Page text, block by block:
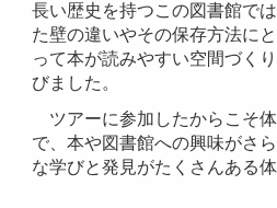
長い歴史を持つこの図書館で
た壁の違いやその保存方法に
って本が読みやすい空間づく
びました。
ツアーに参加したからこそ
で、本や図書館への興味がさ
な学びと発見がたくさんある